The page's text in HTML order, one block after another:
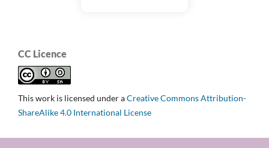
CC Licence
This work is licensed under aCreative Commons Attribution-
ShareAlike 4.0 International License